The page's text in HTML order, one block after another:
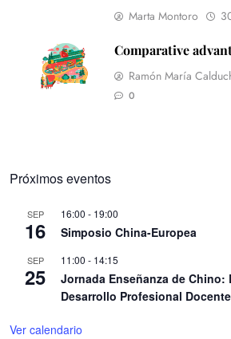
Marta Montoro
Comparative
Ramón María
0
Próximos eventos
SEP
16
16:00 - 19:00
Simposio China-Europea
SEP
25
11:00 - 14:15
Jornada Enseñanza de Chino:
Desarrollo Profesional Docente
Ver calendario